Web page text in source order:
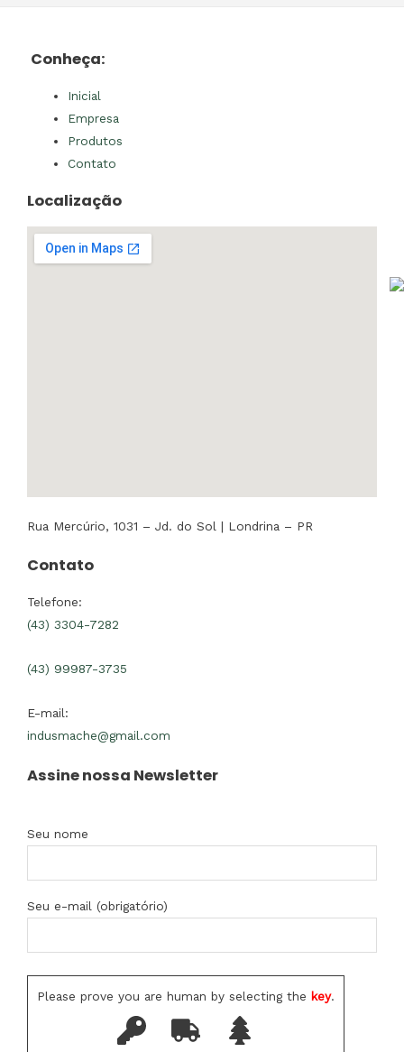
Conheça:
Inicial
Empresa
Produtos
Contato
Localização
Rua Mercúrio, 1031 – Jd. do Sol | Londrina – PR
Contato
Telefone:
(43) 3304-7282
(43) 99987-3735
E-mail:
indusmache@gmail.com
Assine nossa Newsletter
Seu nome
Seu e-mail (obrigatório)
Please prove you are human by selecting the key.